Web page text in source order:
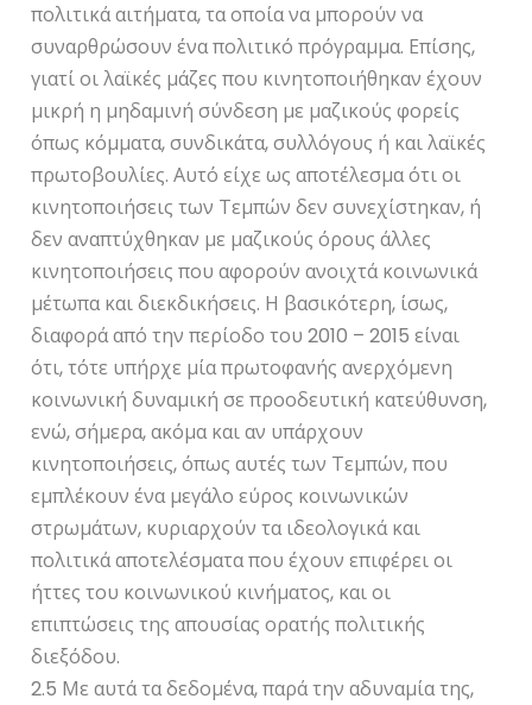
πολιτικά αιτήματα, τα οποία να μπορούν να
συναρθρώσουν ένα πολιτικό πρόγραμμα. Επίσης,
γιατί οι λαϊκές μάζες που κινητοποιήθηκαν έχουν
μικρή η μηδαμινή σύνδεση με μαζικούς φορείς
όπως κόμματα, συνδικάτα, συλλόγους ή και λαϊκές
πρωτοβουλίες. Αυτό είχε ως αποτέλεσμα ότι οι
κινητοποιήσεις των Τεμπών δεν συνεχίστηκαν, ή
δεν αναπτύχθηκαν με μαζικούς όρους άλλες
κινητοποιήσεις που αφορούν ανοιχτά κοινωνικά
μέτωπα και διεκδικήσεις. Η βασικότερη, ίσως,
διαφορά από την περίοδο του 2010 – 2015 είναι
ότι, τότε υπήρχε μία πρωτοφανής ανερχόμενη
κοινωνική δυναμική σε προοδευτική κατεύθυνση,
ενώ, σήμερα, ακόμα και αν υπάρχουν
κινητοποιήσεις, όπως αυτές των Τεμπών, που
εμπλέκουν ένα μεγάλο εύρος κοινωνικών
στρωμάτων, κυριαρχούν τα ιδεολογικά και
πολιτικά αποτελέσματα που έχουν επιφέρει οι
ήττες του κοινωνικού κινήματος, και οι
επιπτώσεις της απουσίας ορατής πολιτικής
διεξόδου.
2.5 Με αυτά τα δεδομένα, παρά την αδυναμία της,